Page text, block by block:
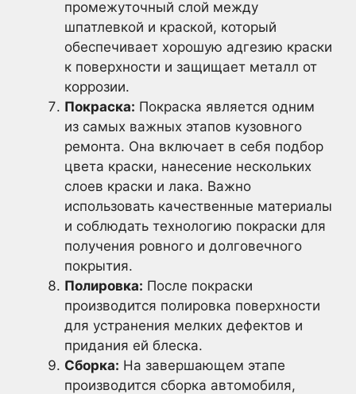
промежуточный слой между
шпатлевкой и краской, который
обеспечивает хорошую адгезию краски
к поверхности и защищает металл от
коррозии.
Покраска: Покраска является одним
из самых важных этапов кузовного
ремонта. Она включает в себя подбор
цвета краски, нанесение нескольких
слоев краски и лака. Важно
использовать качественные материалы
и соблюдать технологию покраски для
получения ровного и долговечного
покрытия.
Полировка: После покраски
производится полировка поверхности
для устранения мелких дефектов и
придания ей блеска.
Сборка: На завершающем этапе
производится сборка автомобиля,